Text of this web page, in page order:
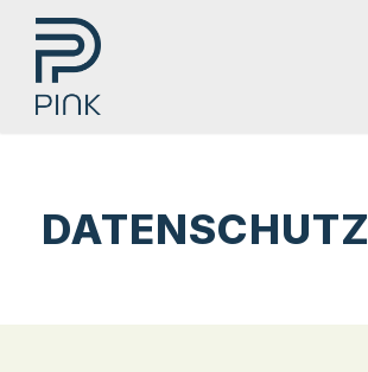
DATENSCHUTZ